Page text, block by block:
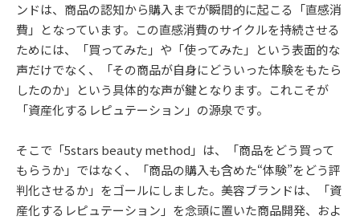
ンドは、商品の認知から購入までが瞬間的に起こる「直感消
費」となっています。この直感消費のサイクルを持続させる
ためには、「買ってみた」や「使ってみた」という表面的な
声だけでなく、「その商品が自身にどういった体験をもたら
したのか」という具体的な声が鍵となります。これこそが
「資産化するレピュテーション」の源泉です。
そこで「5stars beauty method」は、「商品をどう買って
もらうか」ではなく、「商品の購入も含めた“体験”をどう評
判化させるか」をゴールにしました。美容ブランドは、「資
産化するレピュテーション」を念頭に置いた商品開発、およ